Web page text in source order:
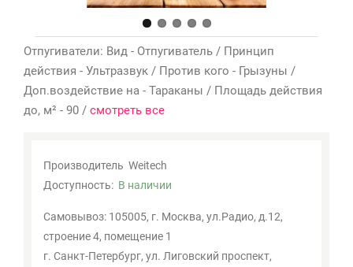
Отпугиватели: Вид - Отпугиватель / Принцип
действия - Ультразвук / Против кого - Грызуны /
Доп.воздействие на - Тараканы / Площадь действия
до, м² - 90 / смотреть все
Производитель Weitech
Доступность: В наличии
Самовывоз: 105005, г. Москва, ул.Радио, д.12,
строение 4, помещение 1
г. Санкт-Петербург, ул. Лиговский проспект,